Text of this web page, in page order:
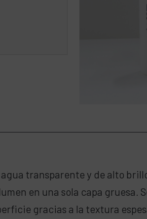
transparente y de alto
en una sola capa gruesa.
gracias a la textura